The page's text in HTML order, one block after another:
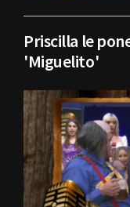
Priscilla le
'Miguelito'